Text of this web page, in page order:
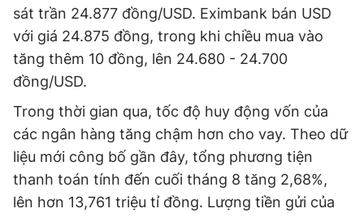
sát trần 24.877 đồng/USD. Eximbank bán USD
với giá 24.875 đồng, trong khi chiều mua vào
tăng thêm 10 đồng, lên 24.680 - 24.700
đồng/USD.
Trong thời gian qua, tốc độ huy động vốn của
các ngân hàng tăng chậm hơn cho vay. Theo dữ
liệu mới công bố gần đây, tổng phương tiện
thanh toán tính đến cuối tháng 8 tăng 2,68%,
lên hơn 13,761 triệu tỉ đồng. Lượng tiền gửi của